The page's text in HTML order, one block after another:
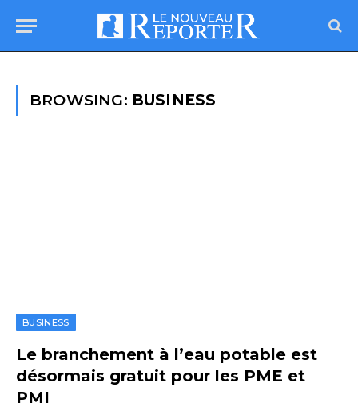
BROWSING: BUSINESS
BUSINESS
Le branchement à l’eau potable est
désormais gratuit pour les PME et
PMI